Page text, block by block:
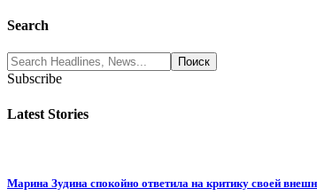
Search
Subscribe
Latest Stories
Марина Зудина спокойно ответила на критику своей